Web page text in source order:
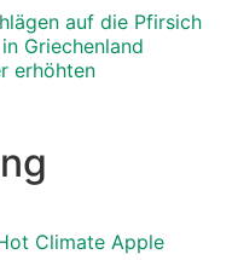
auf die Pfirsich
Griechenland
erhöhten
Climate Apple